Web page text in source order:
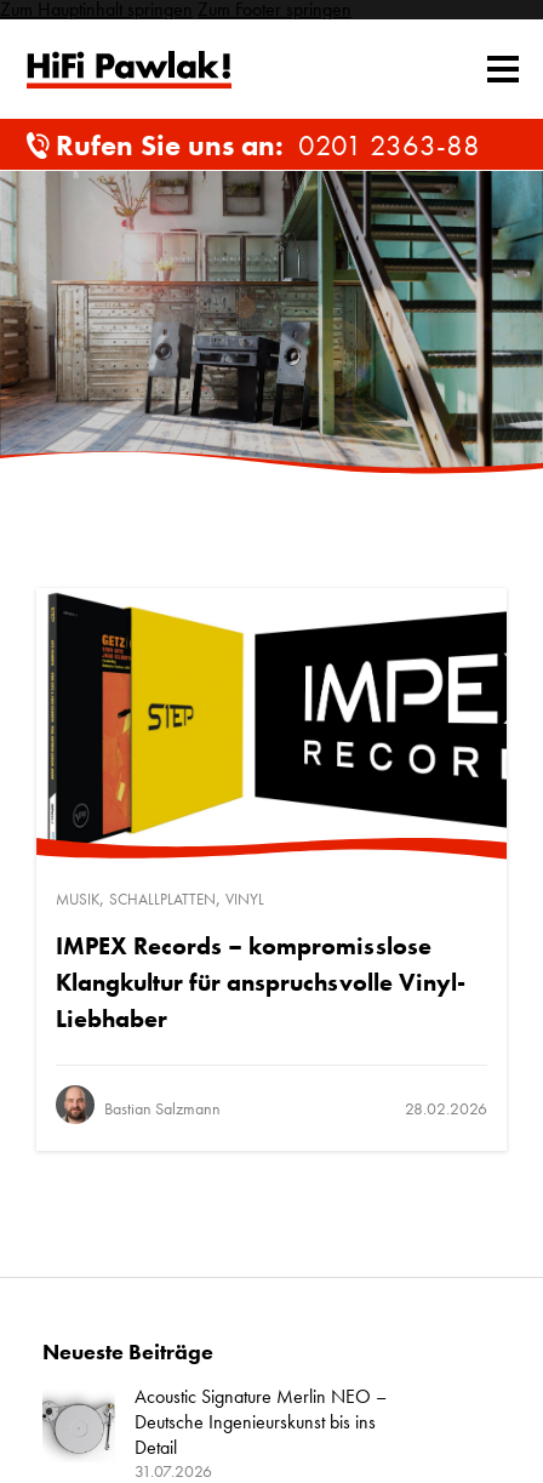
Zum Hauptinhalt springen Zum Footer springen
Rufen Sie uns an: 0201 2363-88
MUSIK, SCHALLPLATTEN, VINYL
IMPEX Records – kompromisslose
Klangkultur für anspruchsvolle Vinyl-
Liebhaber
Bastian Salzmann 28.02.2026
Neueste Beiträge
Acoustic Signature Merlin NEO –
Deutsche Ingenieurskunst bis ins
Detail
31.07.2026